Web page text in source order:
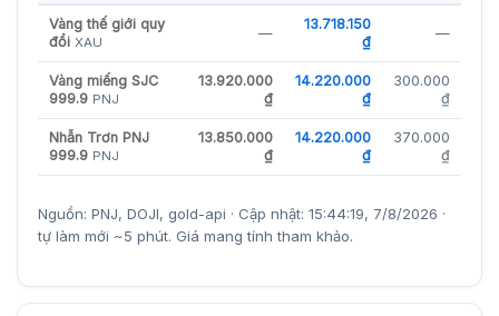
Vàng thế giới quy
đổi XAU
—
13.718.150
₫
—
Vàng miếng SJC
999.9 PNJ
13.920.000
₫
14.220.000
₫
300.000
₫
Nhẫn Trơn PNJ
999.9 PNJ
13.850.000
₫
14.220.000
₫
370.000
₫
Nguồn: PNJ, DOJI, gold-api · Cập nhật: 15:44:19, 7/8/2026 ·
tự làm mới ~5 phút. Giá mang tính tham khảo.